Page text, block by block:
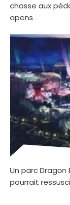
chasse aux
apens
Un parc Dragon
pourrait